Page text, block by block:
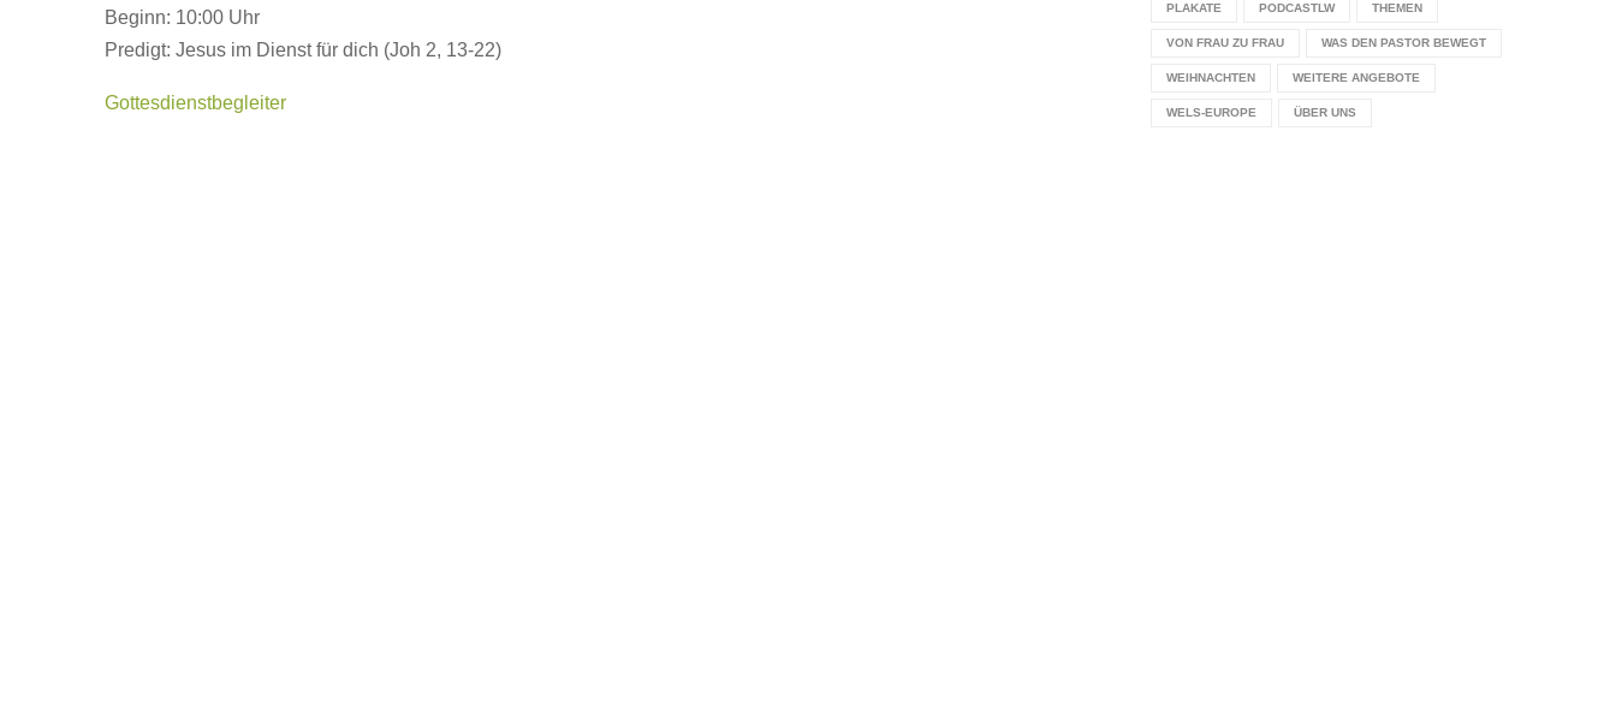
Beginn: 10:00 Uhr
Predigt: Jesus im Dienst für dich (Joh 2, 13-22)
Gottesdienstbegleiter
PLAKATE PODCASTLW THEMEN
VON FRAU ZU FRAU WAS DEN PASTOR BEWEGT
WEIHNACHTEN WEITERE ANGEBOTE
WELS-EUROPE ÜBER UNS